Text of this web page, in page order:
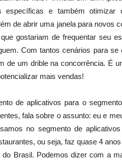
e também otimizar
de abrir uma janela para novos
gostariam de frequentar seu
Com tantos cenários para
de um drible na concorrência. É
mais vendas!
de aplicativos para o
fala sobre o assunto: eu e
no segmento de
ou seja, faz quase 4
Brasil. Podemos dizer com a